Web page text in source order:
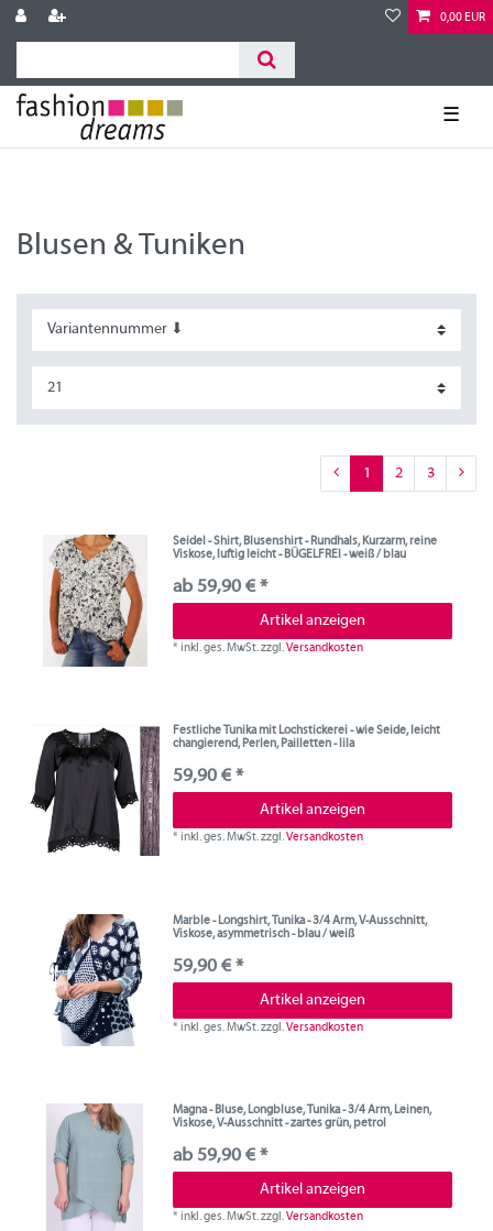
0,00 EUR
☰
Blusen & Tuniken
1 2 3
Seidel - Shirt, Blusenshirt - Rundhals, Kurzarm, reine
Viskose, luftig leicht - BÜGELFREI - weiß / blau
ab 59,90 € *
Artikel anzeigen
*inkl. ges. MwSt.zzgl.Versandkosten
Festliche Tunika mit Lochstickerei - wie Seide, leicht
changierend, Perlen, Pailletten - lila
59,90 € *
Artikel anzeigen
*inkl. ges. MwSt.zzgl.Versandkosten
Marble - Longshirt, Tunika - 3/4 Arm, V-Ausschnitt,
Viskose, asymmetrisch - blau / weiß
59,90 € *
Artikel anzeigen
*inkl. ges. MwSt.zzgl.Versandkosten
Magna - Bluse, Longbluse, Tunika - 3/4 Arm, Leinen,
Viskose, V-Ausschnitt - zartes grün, petrol
ab 59,90 € *
Artikel anzeigen
*inkl. ges. MwSt.zzgl.Versandkosten